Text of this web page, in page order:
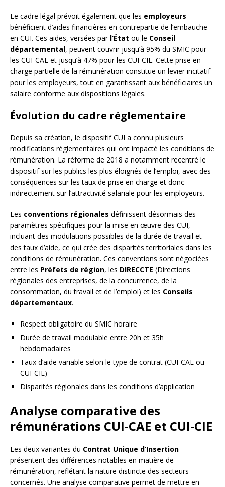
Le cadre légal prévoit également que les employeurs
bénéficient d’aides financières en contrepartie de l’embauche
en CUI. Ces aides, versées par l’État ou le Conseil
départemental, peuvent couvrir jusqu’à 95% du SMIC pour
les CUI-CAE et jusqu’à 47% pour les CUI-CIE. Cette prise en
charge partielle de la rémunération constitue un levier incitatif
pour les employeurs, tout en garantissant aux bénéficiaires un
salaire conforme aux dispositions légales.
Évolution du cadre réglementaire
Depuis sa création, le dispositif CUI a connu plusieurs
modifications réglementaires qui ont impacté les conditions de
rémunération. La réforme de 2018 a notamment recentré le
dispositif sur les publics les plus éloignés de l’emploi, avec des
conséquences sur les taux de prise en charge et donc
indirectement sur l’attractivité salariale pour les employeurs.
Les conventions régionales définissent désormais des
paramètres spécifiques pour la mise en œuvre des CUI,
incluant des modulations possibles de la durée de travail et
des taux d’aide, ce qui crée des disparités territoriales dans les
conditions de rémunération. Ces conventions sont négociées
entre les Préfets de région, les DIRECCTE (Directions
régionales des entreprises, de la concurrence, de la
consommation, du travail et de l’emploi) et les Conseils
départementaux.
Respect obligatoire du SMIC horaire
Durée de travail modulable entre 20h et 35h
hebdomadaires
Taux d’aide variable selon le type de contrat (CUI-CAE ou
CUI-CIE)
Disparités régionales dans les conditions d’application
Analyse comparative des
rémunérations CUI-CAE et CUI-CIE
Les deux variantes du Contrat Unique d’Insertion
présentent des différences notables en matière de
rémunération, reflétant la nature distincte des secteurs
concernés. Une analyse comparative permet de mettre en